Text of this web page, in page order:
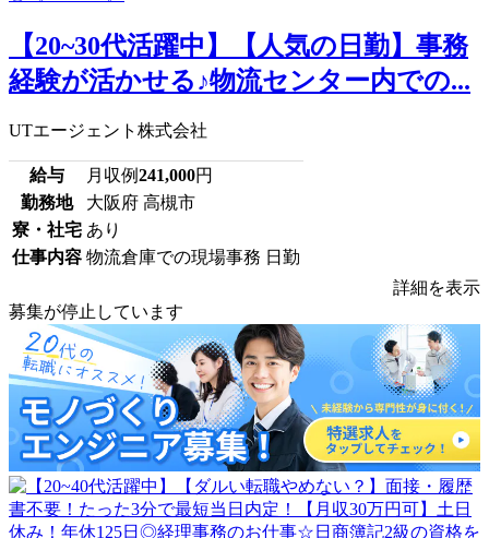
【20~30代活躍中】【人気の日勤】事務
経験が活かせる♪物流センター内での...
UTエージェント株式会社
給与 月収例241,000円
勤務地
大阪府 高槻市
寮・社宅 あり
仕事内容 物流倉庫での現場事務 日勤
詳細を表示
募集が停止しています